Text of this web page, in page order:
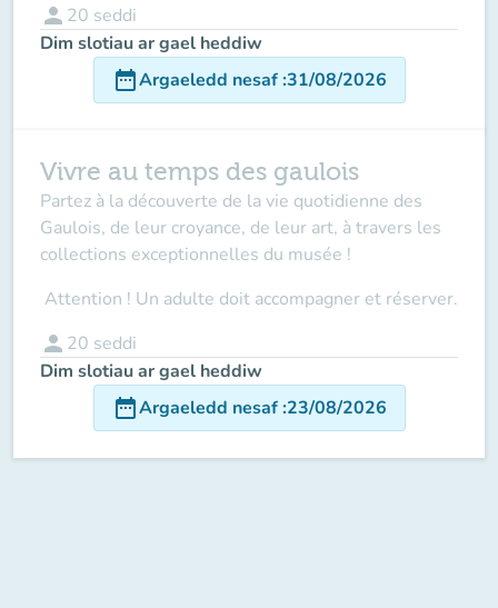
person 20 seddi
Dim slotiau ar gael heddiw
date_rangeArgaeledd nesaf:31/08/2026
Vivre au temps des gaulois
Partez à la découverte de la vie quotidienne des
Gaulois, de leur croyance, de leur art, à travers les
collections exceptionnelles du musée !
Attention ! Un adulte doit accompagner et réserver.
person 20 seddi
Dim slotiau ar gael heddiw
date_rangeArgaeledd nesaf:23/08/2026